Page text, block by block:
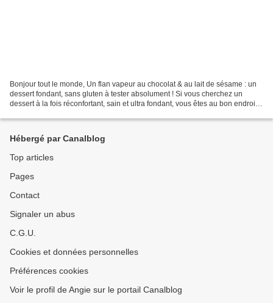
Bonjour tout le monde, Un flan vapeur au chocolat & au lait de sésame : un
dessert fondant, sans gluten à tester absolument ! Si vous cherchez un
dessert à la fois réconfortant, sain et ultra fondant, vous êtes au bon endroit.
Hébergé par Canalblog
Top articles
Pages
Contact
Signaler un abus
C.G.U.
Cookies et données personnelles
Préférences cookies
Voir le profil de Angie sur le portail Canalblog